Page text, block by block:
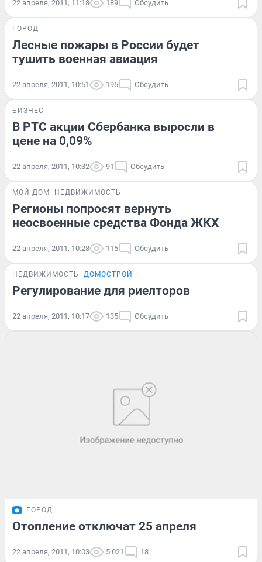
22 апреля, 2011, 11:18 189 Обсудить
ГОРОД
Лесные пожары в России будет
тушить военная авиация
22 апреля, 2011, 10:51 195 Обсудить
БИЗНЕС
В РТС акции Сбербанка выросли в
цене на 0,09%
22 апреля, 2011, 10:32 91 Обсудить
МОЙ ДОМ НЕДВИЖИМОСТЬ
Регионы попросят вернуть
неосвоенные средства Фонда ЖКХ
22 апреля, 2011, 10:28 115 Обсудить
НЕДВИЖИМОСТЬ ДОМОСТРОЙ
Регулирование для риелторов
22 апреля, 2011, 10:17 135 Обсудить
ГОРОД
Отопление отключат 25 апреля
22 апреля, 2011, 10:03 5 021 18